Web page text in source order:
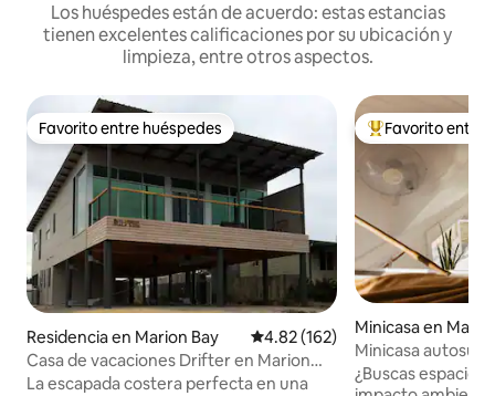
Los huéspedes están de acuerdo: estas estancias
tienen excelentes calificaciones por su ubicación y
limpieza, entre otros aspectos.
Favorito entre huéspedes
Favorito entre huéspedes
Residencia en Marion Bay Calificación promedio: 4.82 de
4.82 (162)
Casa de vacaciones Drifter en Marion
Bay
La escapada costera perfecta en una
De los mejores
Favorito entre
Minicasa en
Minicasa
¿Buscas espacio,